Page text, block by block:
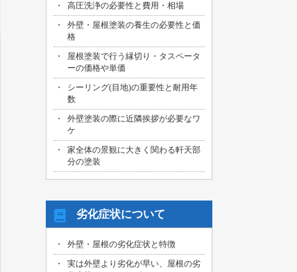
高圧洗浄の必要性と費用・相場
外壁・屋根塗装の養生の必要性と価
格
屋根塗装で行う縁切り・タスペータ
ーの価格や単価
シーリング(目地)の重要性と耐用年
数
外壁塗装の際に近隣挨拶が必要なワ
ケ
家全体の景観に大きく関わる軒天部
分の塗装
劣化症状について
外壁・屋根の劣化症状と特徴
実は外壁より劣化が早い、屋根の劣